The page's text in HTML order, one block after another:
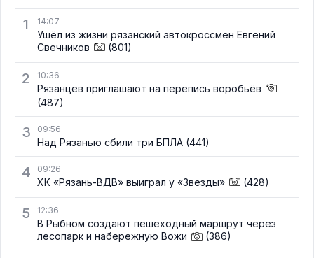
1
14:07
Ушёл из жизни рязанский автокроссмен Евгений
Свечников
(801)
2 10:36
Рязанцев приглашают на перепись воробьёв
(487)
3 09:56
Над Рязанью сбили три БПЛА (441)
4 09:26
ХК «Рязань-ВДВ» выиграл у «Звезды» (428)
5 12:36
В Рыбном создают пешеходный маршрут через
лесопарк и набережную Вожи
(386)